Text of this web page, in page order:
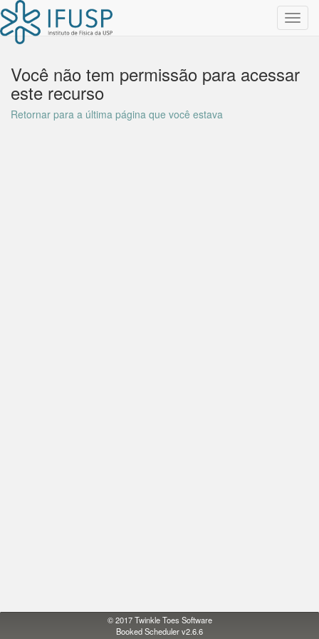
Você não tem permissão para acessar
este recurso
Retornar para a última página que você estava
© 2017Twinkle Toes Software
Booked Scheduler v2.6.6